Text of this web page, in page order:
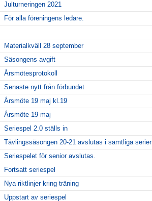
Julturneringen 2021
För alla föreningens ledare.
Materialkväll 28 september
Säsongens avgift
Årsmötesprotokoll
Senaste nytt från förbundet
Årsmöte 19 maj kl.19
Årsmöte 19 maj
Seriespel 2.0 ställs in
Tävlingssäsongen 20-21 avslutas i samtliga serier
Seriespelet för senior avslutas.
Fortsatt seriespel
Nya riktlinjer kring träning
Uppstart av seriespel